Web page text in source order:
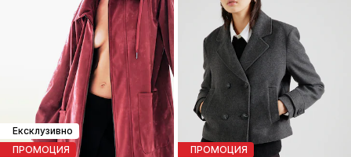
Ексклузивно
ПРОМОЦИЯ
ПРОМОЦИЯ